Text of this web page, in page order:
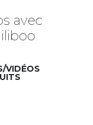
avec
VIDÉOS